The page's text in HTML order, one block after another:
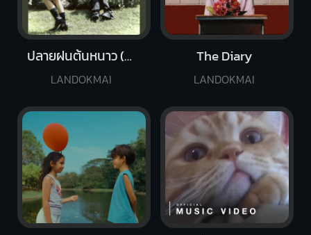
ปลายฝนต้นหนาว (Winter Breeze)
LANDOKMAI
The Diary
LANDOKMAI